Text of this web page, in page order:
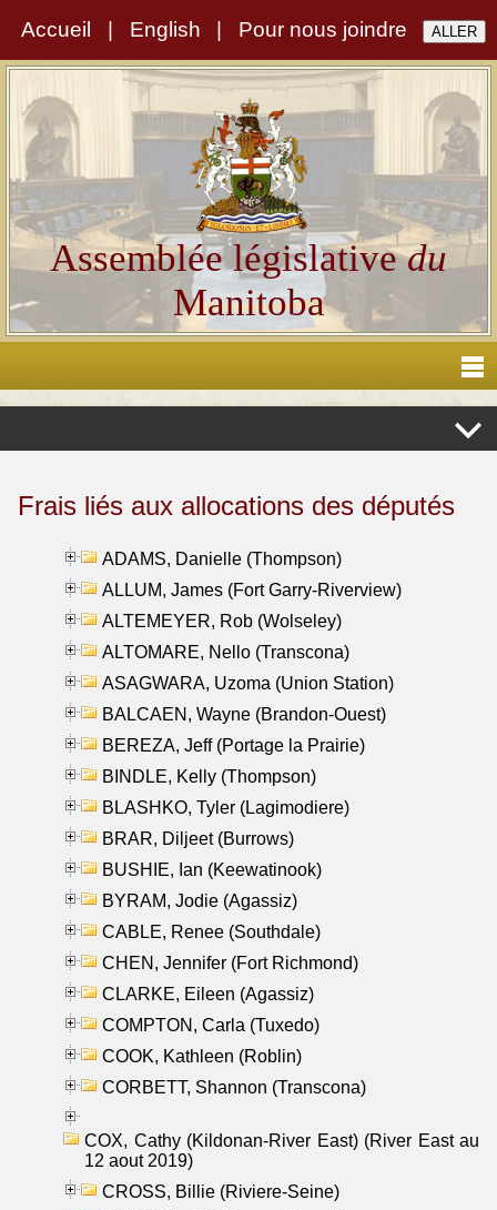
Accueil English Pour nous joindre
Assemblée législativedu
Manitoba
Frais liés aux allocations des députés
ADAMS, Danielle (Thompson)
ALLUM, James (Fort Garry-Riverview)
ALTEMEYER, Rob (Wolseley)
ALTOMARE, Nello (Transcona)
ASAGWARA, Uzoma (Union Station)
BALCAEN, Wayne (Brandon-Ouest)
BEREZA, Jeff (Portage la Prairie)
BINDLE, Kelly (Thompson)
BLASHKO, Tyler (Lagimodiere)
BRAR, Diljeet (Burrows)
BUSHIE, Ian (Keewatinook)
BYRAM, Jodie (Agassiz)
CABLE, Renee (Southdale)
CHEN, Jennifer (Fort Richmond)
CLARKE, Eileen (Agassiz)
COMPTON, Carla (Tuxedo)
COOK, Kathleen (Roblin)
CORBETT, Shannon (Transcona)
COX, Cathy (Kildonan-River East) (River East au
12 aout 2019)
CROSS, Billie (Riviere-Seine)